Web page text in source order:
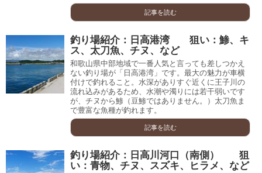
記事を読む
釣り場紹介：日高港湾 狙い：鯵、キ
ス、太刀魚、チヌ、など
和歌山県中部地域で一番人気と言っても差しつかえ
ない釣り場が「日高港湾」です。最大の魅力が車横
付けで釣れること。水深がありすぐ近くに王子川の
流れ込みがあるため、水潮や濁りには若干弱いです
が、チヌから鯵（豆鯵ではありません。）太刀魚ま
で豊富な魚種が釣れます。
記事を読む
釣り場紹介：日高川河口（南側） 狙
い：青物、チヌ、スズキ、ヒラメ、など